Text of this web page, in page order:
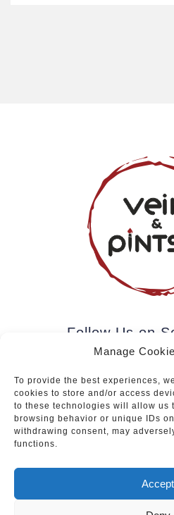
Manage
To provide the best experiences,
cookies to store and/or access
to these technologies will allow us
browsing behavior or unique IDs
withdrawing consent, may
functions.
Accept
Follow Us on
Subscribe to